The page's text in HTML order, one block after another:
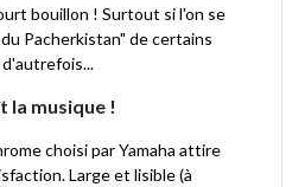
bouillon ! Surtout si l'on se
Pacherkistan" de certains
la musique !
choisi par Yamaha attire
Large et lisible (à